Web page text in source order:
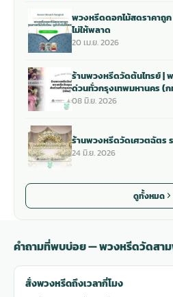
พวงหรีดดอกไม้สดราคาถู
ไม่ให้พลาด
20 เม.ย. 2026
ร้านพวงหรีดวัดต้นไทรย์
ด่วนทั่วกรุงเทพมหานคร (
08 มิ.ย. 2026
ร้านพวงหรีดวัดเศวตฉัตร
24 มิ.ย. 2026
ดูทั้งหมด
คำถามที่พบบ่อย — พวงหรีดวัดสาม
สั่งพวงหรีดถึงเวลากี่โมง